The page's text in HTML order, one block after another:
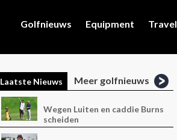
Golfnieuws Equipment Travel
Laatste Nieuws Meer golfnieuws
Wegen Luiten en caddie Burns
scheiden